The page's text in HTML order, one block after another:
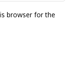
browser for the